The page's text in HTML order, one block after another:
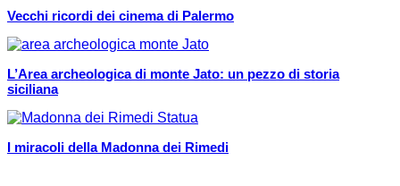
Vecchi ricordi dei cinema di Palermo
L’Area archeologica di monte Jato: un pezzo di storia
siciliana
I miracoli della Madonna dei Rimedi